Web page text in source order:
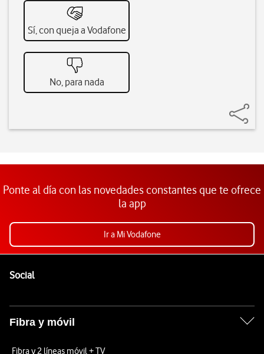
Sí, con queja a Vodafone
No, para nada
Ponte al día con las novedades constantes que te ofrece
la app
Ir a Mi Vodafone
SocialEnlaces a las redes sociales de Vodafone
Fibra y móvil
Fibra y 2 líneas móvil + TV